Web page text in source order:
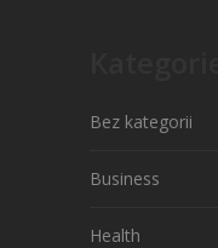
Bez kategorii
Business
Health